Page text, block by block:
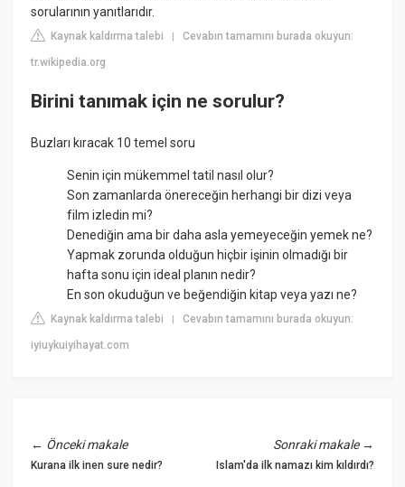
sorularının yanıtlarıdır.
Kaynak kaldırma talebi |Cevabın tamamını burada okuyun:
tr.wikipedia.org
Birini tanımak için ne sorulur?
Buzları kıracak 10 temel soru
Senin için mükemmel tatil nasıl olur?
Son zamanlarda önereceğin herhangi bir dizi veya
film izledin mi?
Denediğin ama bir daha asla yemeyeceğin yemek ne?
Yapmak zorunda olduğun hiçbir işinin olmadığı bir
hafta sonu için ideal planın nedir?
En son okuduğun ve beğendiğin kitap veya yazı ne?
Kaynak kaldırma talebi |Cevabın tamamını burada okuyun:
iyiuykuiyihayat.com
← Önceki makale
Kurana ilk inen sure nedir?
Sonraki makale→
Islam'da ilk namazı kim kıldırdı?